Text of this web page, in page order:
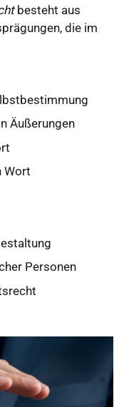
besteht aus
die im
Äußerungen
Wort
Personen